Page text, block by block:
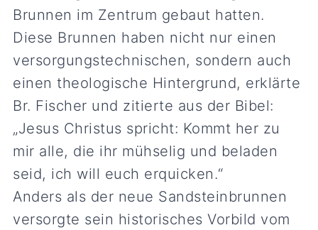
Brunnen im Zentrum gebaut hatten.
Diese Brunnen haben nicht nur einen
versorgungstechnischen, sondern auch
einen theologische Hintergrund, erklärte
Br. Fischer und zitierte aus der Bibel:
„Jesus Christus spricht: Kommt her zu
mir alle, die ihr mühselig und beladen
seid, ich will euch erquicken.“
Anders als der neue Sandsteinbrunnen
versorgte sein historisches Vorbild vom